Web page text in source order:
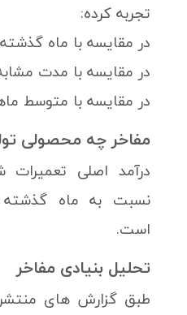
تجربه کرده:
در مقایسه با ماه گذشته :
در مقایسه با مدت مشابه :
در مقایسه با متوسط
مفاخر چه محصولی
درآمد اصلی
است.
تحلیل بنیادی مفاخر
طبق گزارش های